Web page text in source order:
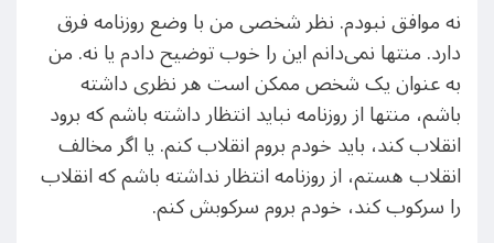
نه موافق نبودم. نظر شخصی من با وضع روزنامه فرق
دارد. منتها نمی‌دانم این را خوب توضیح دادم یا نه. من
به عنوان یک شخص ممکن است هر نظری داشته
باشم، منتها از روزنامه نباید انتظار داشته باشم که برود
انقلاب کند، باید خودم بروم انقلاب کنم. یا اگر مخالف
انقلاب هستم، از روزنامه انتظار نداشته باشم که انقلاب
را سرکوب کند، خودم بروم سرکوبش کنم.